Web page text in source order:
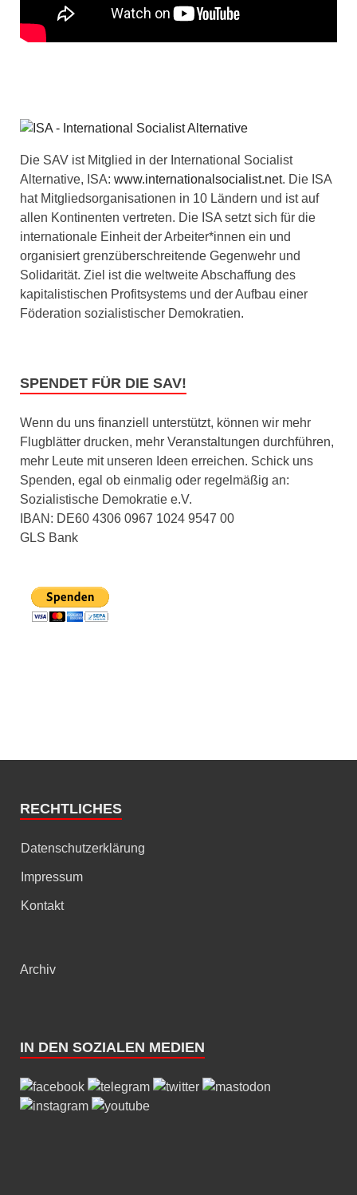
Die SAV ist Mitglied in der International Socialist
Alternative, ISA: www.internationalsocialist.net. Die ISA
hat Mitgliedsorganisationen in 10 Ländern und ist auf
allen Kontinenten vertreten. Die ISA setzt sich für die
internationale Einheit der Arbeiter*innen ein und
organisiert grenzüberschreitende Gegenwehr und
Solidarität. Ziel ist die weltweite Abschaffung des
kapitalistischen Profitsystems und der Aufbau einer
Föderation sozialistischer Demokratien.
SPENDET FÜR DIE SAV!
Wenn du uns finanziell unterstützt, können wir mehr
Flugblätter drucken, mehr Veranstaltungen durchführen,
mehr Leute mit unseren Ideen erreichen. Schick uns
Spenden, egal ob einmalig oder regelmäßig an:
Sozialistische Demokratie e.V.
IBAN: DE60 4306 0967 1024 9547 00
GLS Bank
RECHTLICHES
Datenschutzerklärung
Impressum
Kontakt
Archiv
IN DEN SOZIALEN MEDIEN